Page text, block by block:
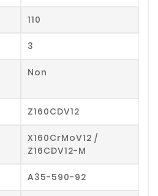
110
3
Non
Z160CDV12
X160CrMoV12 /
Z16CDV12-M
A35-590-92